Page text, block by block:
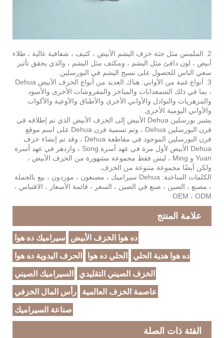
2. الملمس مثل جثة خزف اليشم الأبيض ، كثيف ، شفافية عالية ، طلاء
أبيض ، لون دافئ مثل اليشم ، ومكثف مثل اليشم ، والذي يحقق تأثير
سعي الناس للحصول على نسيج اليشم في البورسلين.
3. أنواع غنية من الأواني: هناك العديد من أنواع الخزف الأبيض Dehua
، بما في ذلك الشمعدانات والمباخر والمفروشات الأخرى والأسود
والمزهريات والنوادل والأواني الأخرى والأطباق والأوعية والأكواب
والأواني اليومية الأخرى.
يشير بورسلين Dehua الأبيض إلى الخزف الأبيض الذي تم إطلاقه في
فرن البورسلين Dehua ، وتم تسمية فرن Dehua على اسم موقع
فرن البورسلين الموجود في مقاطعة Dehua ، وقد تم إنشاء خزف
Dehua الأبيض لأول مرة في عهد أسرة Song ، وازدهر في عهد أسرة
Yuan و Ming ، ليس فقط مجموعة مشهورة من الخزف الأبيض ،
ولكن أيضًا مجموعة متنوعة من الخزف.
الكلمات الساخنة: Dehua سيراميك ، مصنعون ، موردون ، بيع بالجملة
، مصنع ، الصين ، صنع في الصين ، السعر ، قائمة الأسعار ، الاقتباس ،
OEM ، ODM
علامة المنتج
سيراميك ده هوا ده هوا الخزف الأبيض
الحرف اليدوية ده هوا الحلي ده هوا ده هوا هدية الحلي
السيراميك الصيني الخزف الصيني التقليدي
رأس المال الخزفي عاصمة الخزف العالمية
صناعة السيراميك
الفئة ذات الصلة